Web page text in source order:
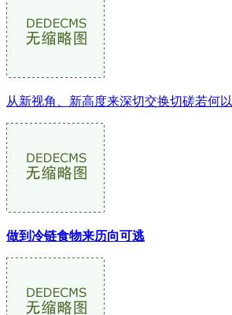
从新视角、新高度来深切交换切磋若何以
做到冷链食物来历向可逃